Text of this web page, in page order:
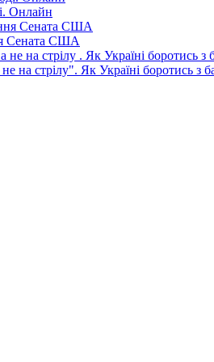
Онлайн
Сената США
на стрілу". Як Україні боротись з